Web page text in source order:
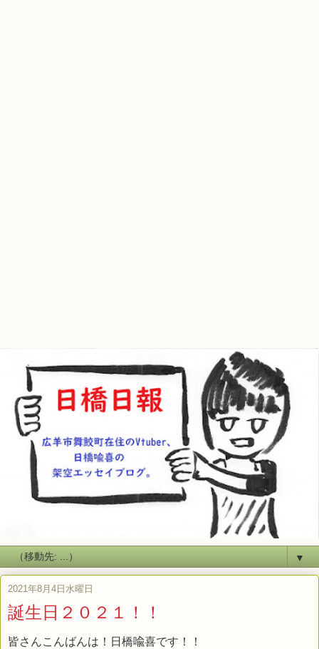
▼
2021年8月4日水曜日
誕生日２０２１！！
皆さんこんばんは！日橋喩喜です！！